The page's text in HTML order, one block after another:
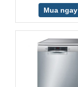
Mua ngay